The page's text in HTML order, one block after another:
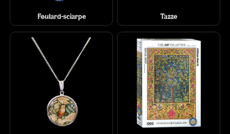
Foulard-sciarpe Tazze